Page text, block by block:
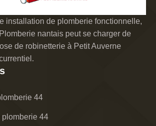
installation de plomberie fonctionnelle,
nantais peut se charger de
de robinetterie à Petit Auverne
44
plomberie 44